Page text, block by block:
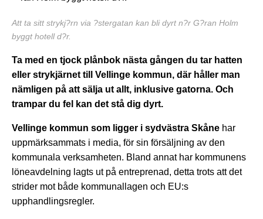
Att ta sitt strykj?rn via ?stergatan kan bli dyrt n?r G?ran Holm
byggt hotell d?r.
Ta med en tjock plånbok nästa gången du tar hatten
eller strykjärnet till Vellinge kommun, där håller man
nämligen på att sälja ut allt, inklusive gatorna. Och
trampar du fel kan det stå dig dyrt.
Vellinge kommun som ligger i sydvästra Skåne har
uppmärksammats i media, för sin försäljning av den
kommunala verksamheten. Bland annat har kommunens
löneavdelning lagts ut på entreprenad, detta trots att det
strider mot både kommunallagen och EU:s
upphandlingsregler.